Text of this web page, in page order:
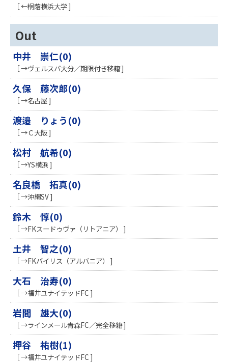
［ ←桐蔭横浜大学 ]
Out
中井 崇仁(0)
［ →ヴェルスパ大分／期限付き移籍 ]
久保 藤次郎(0)
［ →名古屋 ]
渡邉 りょう(0)
［ →Ｃ大阪 ]
松村 航希(0)
［ →YS横浜 ]
名良橋 拓真(0)
［ →沖縄SV ]
鈴木 惇(0)
［ →FKスードゥヴァ（リトアニア） ]
土井 智之(0)
［ →FKバイリス（アルバニア） ]
大石 治寿(0)
［ →福井ユナイテッドFC ]
岩間 雄大(0)
［ →ラインメール青森FC／完全移籍 ]
押谷 祐樹(1)
［ →福井ユナイテッドFC ]